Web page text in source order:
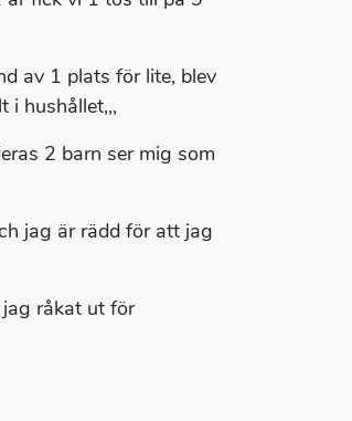
av 1 plats för lite, blev
i hushållet,,,
2 barn ser mig som
jag är rädd för att jag
jag råkat ut för